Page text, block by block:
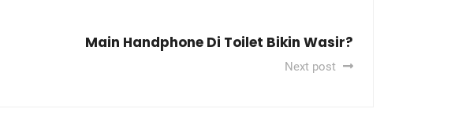
Main Handphone Di Toilet Bikin Wasir?
Next post